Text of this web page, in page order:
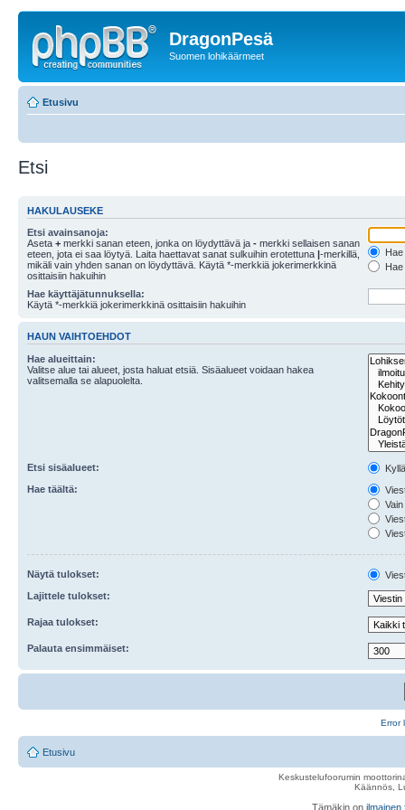
DragonPesä
Suomen lohikäärmeet
Etusivu
Etsi
HAKULAUSEKE
Etsi avainsanoja:
Aseta + merkki sanan eteen, jonka on löydyttävä ja - merkki sellaisen sanan
eteen, jota ei saa löytyä. Laita haettavat sanat sulkuihin erotettuna |-merkillä,
mikäli vain yhden sanan on löydyttävä. Käytä *-merkkiä jokerimerkkinä
osittaisiin hakuihin
Hae käyttäjätunnuksella:
Käytä *-merkkiä jokerimerkkinä osittaisiin hakuihin
HAUN VAIHTOEHDOT
Hae alueittain:
Valitse alue tai alueet, josta haluat etsiä. Sisäalueet voidaan hakea
valitsemalla se alapuolelta.
Etsi sisäalueet:
Hae täältä:
Näytä tulokset:
Lajittele tulokset:
Rajaa tulokset:
Palauta ensimmäiset:
Error
Etusivu
Keskustelufoorumin
Käännös,
Tämäkin on ilmainen